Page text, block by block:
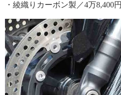
・綾織りカーボン製／4万8,400円